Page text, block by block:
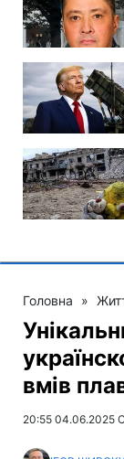
Головна »
вмів
20:55 04.06.2025